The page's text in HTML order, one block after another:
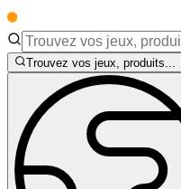
Trouvez vos jeux, produits...